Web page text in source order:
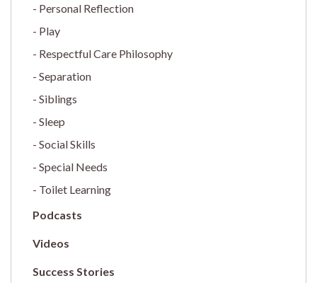
Personal Reflection
Play
Respectful Care Philosophy
Separation
Siblings
Sleep
Social Skills
Special Needs
Toilet Learning
Podcasts
Videos
Success Stories